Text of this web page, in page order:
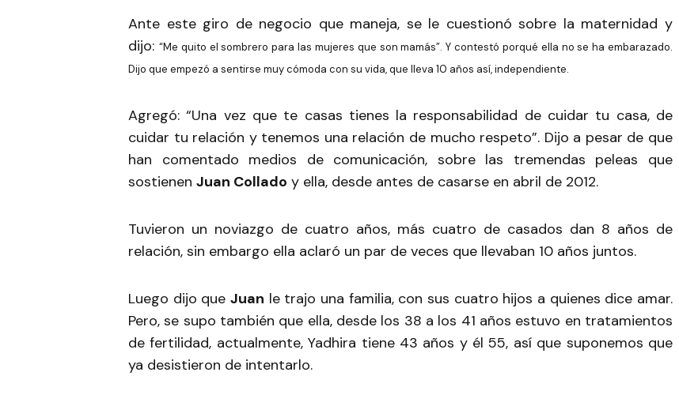
Ante este giro de negocio que maneja, se le cuestionó sobre la maternidad y
dijo: “Me quito el sombrero para las mujeres que son mamás”. Y contestó porqué ella no se ha embarazado.
Dijo que empezó a sentirse muy cómoda con su vida, que lleva 10 años así, independiente.
Agregó: “Una vez que te casas tienes la responsabilidad de cuidar tu casa, de
cuidar tu relación y tenemos una relación de mucho respeto”. Dijo a pesar de que
han comentado medios de comunicación, sobre las tremendas peleas que
sostienen Juan Collado y ella, desde antes de casarse en abril de 2012.
Tuvieron un noviazgo de cuatro años, más cuatro de casados dan 8 años de
relación, sin embargo ella aclaró un par de veces que llevaban 10 años juntos.
Luego dijo que Juan le trajo una familia, con sus cuatro hijos a quienes dice amar.
Pero, se supo también que ella, desde los 38 a los 41 años estuvo en tratamientos
de fertilidad, actualmente, Yadhira tiene 43 años y él 55, así que suponemos que
ya desistieron de intentarlo.